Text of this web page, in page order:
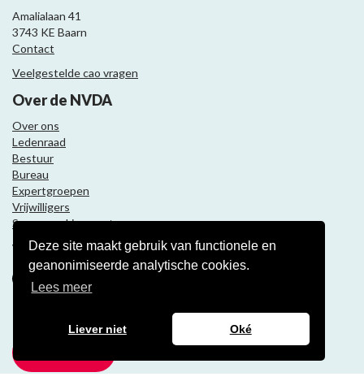
Deze site maakt gebruik van functionele en
geanonimiseerde analytische cookies.
Lees meer
Liever niet Oké
Amalialaan 41
3743 KE Baarn
Contact
Veelgestelde cao vragen
Over de NVDA
Over ons
Ledenraad
Bestuur
Bureau
Expertgroepen
Vrijwilligers
Samenwerkingspartners
Volg ons